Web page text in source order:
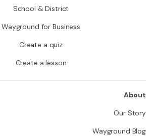
School & District
Wayground for Business
Create a quiz
Create a lesson
About
Our Story
Wayground Blog